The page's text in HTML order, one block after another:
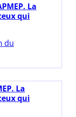
La
qui
du
La
qui